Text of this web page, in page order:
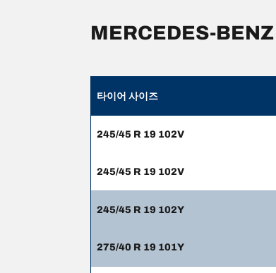
MERCEDES-BENZ
타이어 사이즈
245/45 R 19 102V
245/45 R 19 102V
245/45 R 19 102Y
275/40 R 19 101Y